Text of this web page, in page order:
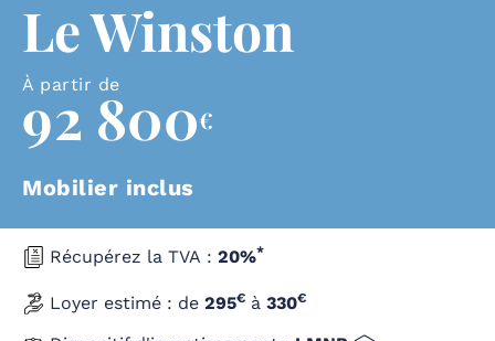
Le Winston
À partir de
92 800€
Mobilier inclus
Récupérez la TVA : 20%*
Loyer estimé : de 295€ à 330€